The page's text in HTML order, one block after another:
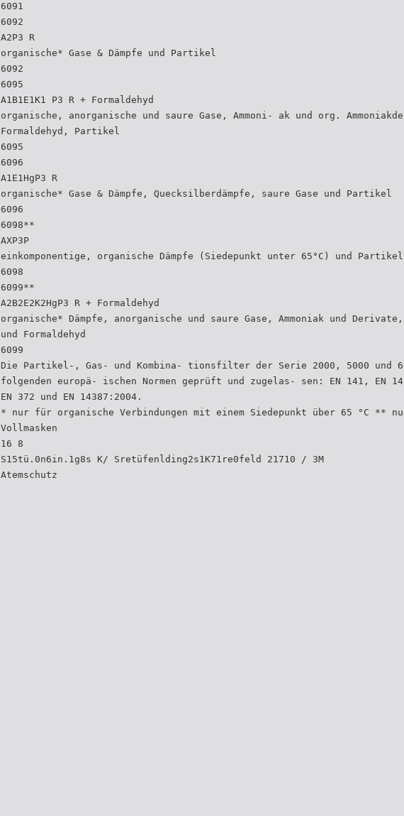
6091
6092
A2P3 R
organische* Gase & Dämpfe und Partikel
6092
6095
A1B1E1K1 P3 R + Formaldehyd
organische, anorganische und saure Gase, Ammoni- ak und org.
Formaldehyd, Partikel
6095
6096
A1E1HgP3 R
organische* Gase & Dämpfe, Quecksilberdämpfe, saure Gase und Partikel
6096
6098**
AXP3P
einkomponentige, organische Dämpfe (Siedepunkt unter 65°C) und Partikel
6098
6099**
A2B2E2K2HgP3 R + Formaldehyd
organische* Dämpfe, anorganische und saure Gase, Ammoniak und
und Formaldehyd
6099
Die Partikel-, Gas- und Kombina- tionsfilter der Serie 2000, 5000 und
folgenden europä- ischen Normen geprüft und zugelas- sen: EN 141, EN
EN 372 und EN 14387:2004.
* nur für organische Verbindungen mit einem Siedepunkt über 65 °C **
Vollmasken
16 8
S15tü.0n6in.1g8s K/ Sretüfenlding2s1K71re0feld 21710 / 3M
Atemschutz